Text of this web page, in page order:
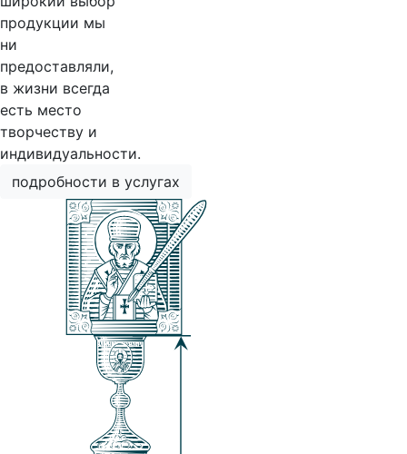
продукции мы
ни
предоставляли,
в жизни всегда
есть место
творчеству и
индивидуальности.
подробности в услугах